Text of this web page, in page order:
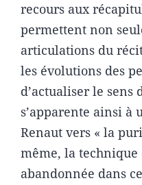
recours aux
permettent non
articulations du
les évolutions des
d’actualiser le sens
s’apparente ainsi à
Renaut vers « la
même, la technique
abandonnée dans